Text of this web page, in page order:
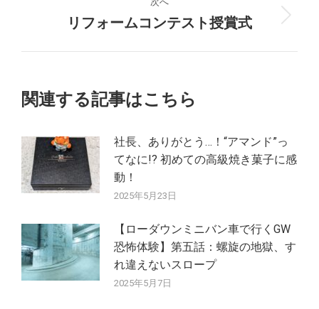
ー
ョ
ン
投
稿:
次
リフォームコンテスト授賞式
関連する記事はこちら
社長、ありがとう…！“アマンド”っ
てなに!? 初めての高級焼き菓子に感
動！
2025年5月23日
【ローダウンミニバン車で行くGW
恐怖体験】第五話：螺旋の地獄、す
れ違えないスロープ
2025年5月7日